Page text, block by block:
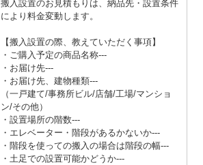
搬入設置のお見積もりは、納品先・設置条件
により料金変動します。
【搬入設置の際、教えていただく事項】
・ご購入予定の商品名称---
・お届け先---
・お届け先、建物種類---
（一戸建て/事務所ビル/店舗/工場/マンショ
ン/その他）
・設置場所の階数---
・エレベーター・階段があるかないか---
・階段を使っての搬入の場合は階段の幅---
・土足での設置可能かどうか---